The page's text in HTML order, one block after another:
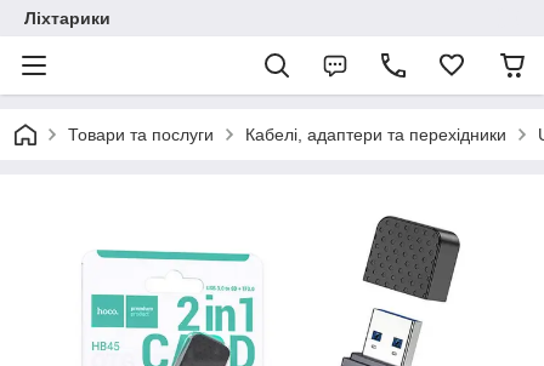
Ліхтарики
Товари та послуги Кабелі, адаптери та перехідники